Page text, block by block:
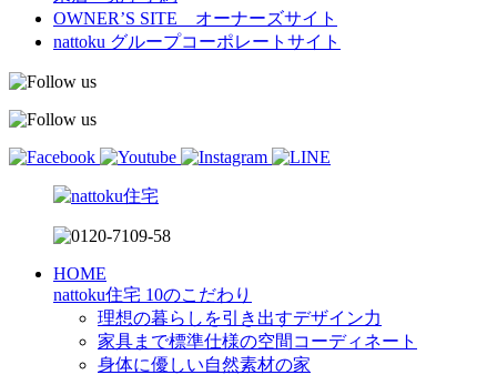
OWNER’S SITE オーナーズサイト
nattoku グループコーポレートサイト
HOME
nattoku住宅 10のこだわり
理想の暮らしを引き出すデザイン力
家具まで標準仕様の空間コーディネート
身体に優しい自然素材の家